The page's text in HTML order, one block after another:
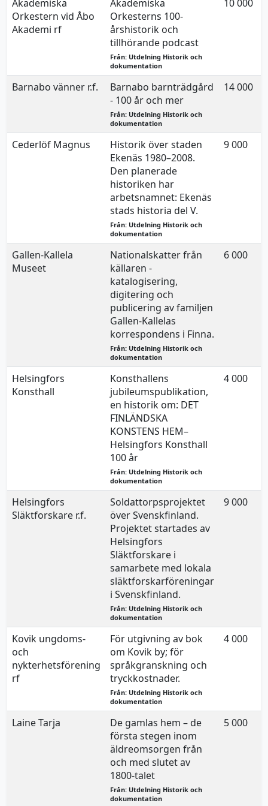
Akademiska
Orkestern vid Åbo
Akademi rf
Akademiska
Orkesterns 100-
årshistorik och
tillhörande podcast
Från: Utdelning Historik och
dokumentation
10 000
Barnabo vänner r.f.
Barnabo barnträdgård
- 100 år och mer
Från: Utdelning Historik och
dokumentation
14 000
Cederlöf Magnus
Historik över staden
Ekenäs 1980–2008.
Den planerade
historiken har
arbetsnamnet: Ekenäs
stads historia del V.
Från: Utdelning Historik och
dokumentation
9 000
Gallen-Kallela
Museet
Nationalskatter från
källaren -
katalogisering,
digitering och
publicering av familjen
Gallen-Kallelas
korrespondens i Finna.
Från: Utdelning Historik och
dokumentation
6 000
Helsingfors
Konsthall
Konsthallens
jubileumspublikation,
en historik om: DET
FINLÄNDSKA
KONSTENS HEM–
Helsingfors Konsthall
100 år
Från: Utdelning Historik och
dokumentation
4 000
Helsingfors
Släktforskare r.f.
Soldattorpsprojektet
över Svenskfinland.
Projektet startades av
Helsingfors
Släktforskare i
samarbete med lokala
släktforskarföreningar
i Svenskfinland.
Från: Utdelning Historik och
dokumentation
9 000
Kovik ungdoms-
och
nykterhetsförening
rf
För utgivning av bok
om Kovik by; för
språkgranskning och
tryckkostnader.
Från: Utdelning Historik och
dokumentation
4 000
Laine Tarja
De gamlas hem – de
första stegen inom
äldreomsorgen från
och med slutet av
1800-talet
Från: Utdelning Historik och
dokumentation
5 000